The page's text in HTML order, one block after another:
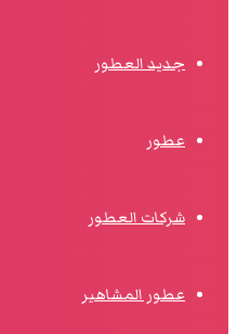
جديد العطور
عطور
شركات العطور
عطور المشاهير